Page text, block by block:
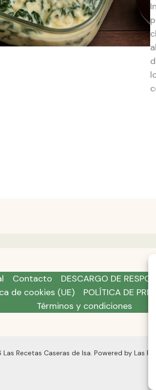
Contacto
DESCARGO DE
de cookies (UE)
POLÍTICA DE
Términos y condiciones
Recetas Caseras de Isa. Powered by Las